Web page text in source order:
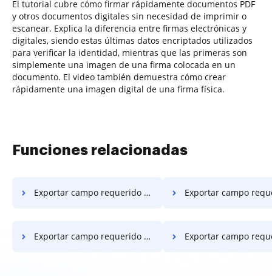
El tutorial cubre cómo firmar rápidamente documentos PDF
y otros documentos digitales sin necesidad de imprimir o
escanear. Explica la diferencia entre firmas electrónicas y
digitales, siendo estas últimas datos encriptados utilizados
para verificar la identidad, mientras que las primeras son
simplemente una imagen de una firma colocada en un
documento. El video también demuestra cómo crear
rápidamente una imagen digital de una firma física.
Funciones relacionadas
Exportar campo requerido en PDF en Vivo Exportar campo requerido en PDF en
Exportar campo requerido en PDF en Android Exportar campo requerido en